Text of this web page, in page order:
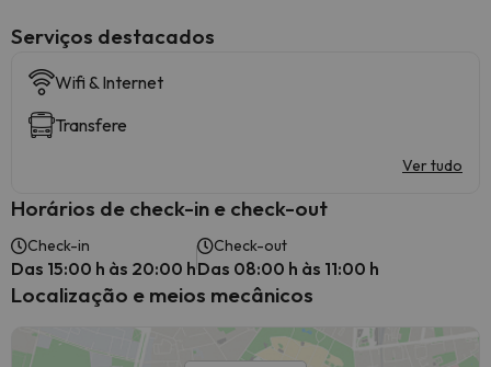
Serviços destacados
Wifi & Internet
Transfere
Ver tudo
Horários de check-in e check-out
Check-in
Das 15:00 h às 20:00 h
Check-out
Das 08:00 h às 11:00 h
Localização e meios mecânicos